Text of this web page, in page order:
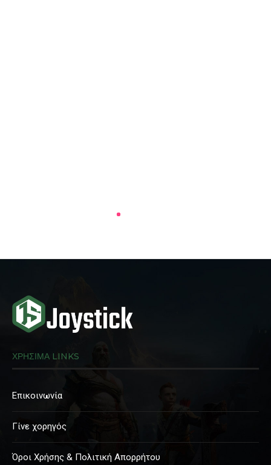
ΧΡΗΣΙΜΑ LINKS
Επικοινωνία
Γίνε χορηγός
Όροι Χρήσης & Πολιτική Απορρήτου